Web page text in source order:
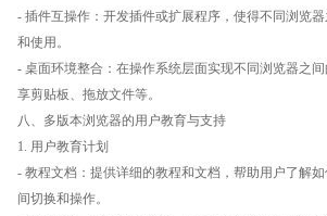
- 插件互操作：开发插件或扩展程序，使得不同浏览
和使用。
- 桌面环境整合：在操作系统层面实现不同浏览器之
享剪贴板、拖放文件等。
八、多版本浏览器的用户教育与支持
1. 用户教育计划
- 教程文档：提供详细的教程和文档，帮助用户了解
间切换和操作。